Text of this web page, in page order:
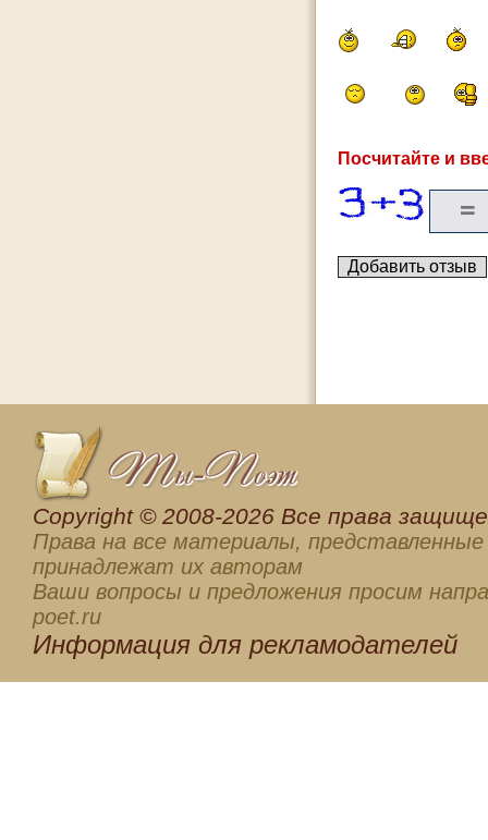
Посчитайте и
Сopyright © 2008-2026 Все права
Права на все материалы, представленные
принадлежат их авторам
Ваши вопросы и предложения просим
poet.ru
Информация для рекламодателей